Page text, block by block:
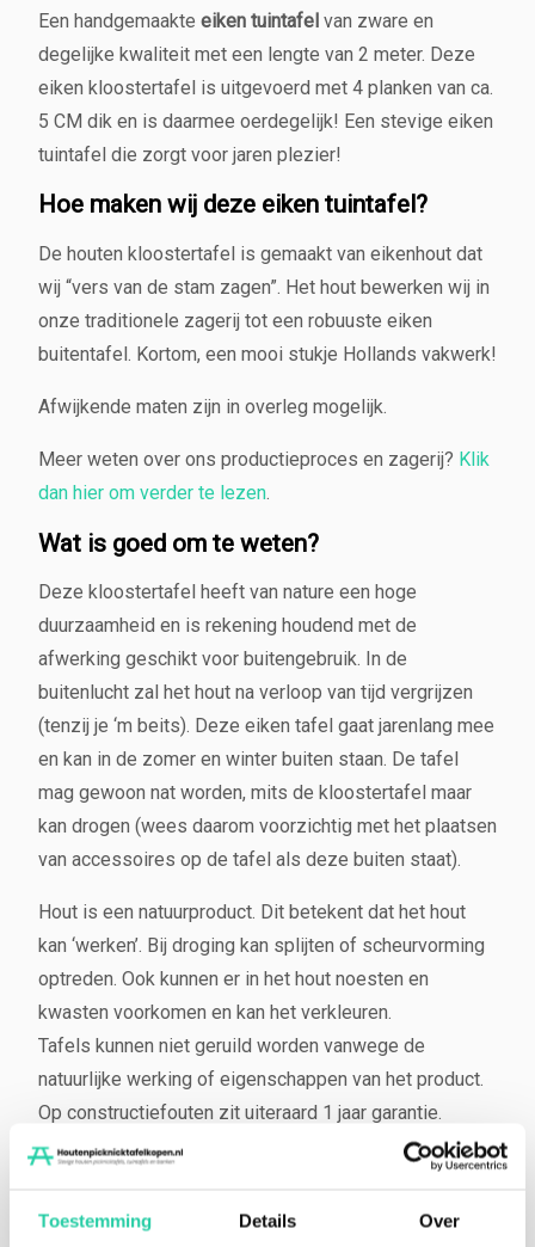
Toestemming Details Over
e
t
r
a
t
o
e
l
0
m
e
e
a
a
t
a
l
Een handgemaakte eiken tuintafel van zware en
degelijke kwaliteit met een lengte van 2 meter. Deze
eiken kloostertafel is uitgevoerd met 4 planken van ca.
5 CM dik en is daarmee oerdegelijk! Een stevige eiken
tuintafel die zorgt voor jaren plezier!
Hoe maken wij deze eiken tuintafel?
De houten kloostertafel is gemaakt van eikenhout dat
wij “vers van de stam zagen”. Het hout bewerken wij in
onze traditionele zagerij tot een robuuste eiken
buitentafel. Kortom, een mooi stukje Hollands vakwerk!
Afwijkende maten zijn in overleg mogelijk.
Meer weten over ons productieproces en zagerij? Klik
dan hier om verder te lezen.
Wat is goed om te weten?
Deze kloostertafel heeft van nature een hoge
duurzaamheid en is rekening houdend met de
afwerking geschikt voor buitengebruik. In de
buitenlucht zal het hout na verloop van tijd vergrijzen
(tenzij je ‘m beits). Deze eiken tafel gaat jarenlang mee
en kan in de zomer en winter buiten staan. De tafel
mag gewoon nat worden, mits de kloostertafel maar
kan drogen (wees daarom voorzichtig met het plaatsen
van accessoires op de tafel als deze buiten staat).
Hout is een natuurproduct. Dit betekent dat het hout
kan ‘werken’. Bij droging kan splijten of scheurvorming
optreden. Ook kunnen er in het hout noesten en
kwasten voorkomen en kan het verkleuren.
Tafels kunnen niet geruild worden vanwege de
natuurlijke werking of eigenschappen van het product.
Op constructiefouten zit uiteraard 1 jaar garantie.
N.b.: De foto’s die je ziet zijn op verschillende
van het product door het jaar heen.